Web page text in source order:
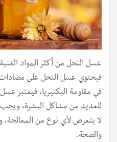
عسل النحل من أكثر المواد
فيحتوي عسل النحل على مضادات
في مقاومة البكتيريا، فيعتبر
للعديد من مشاكل البشرة،
لا يتعرض لأي نوع من المعالجة،
والصحة.